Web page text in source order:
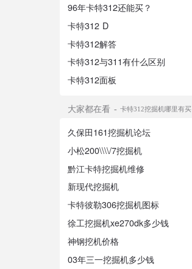
96年卡特312还能买？
卡特312 D
卡特312解答
卡特312与311有什么区别
卡特312面板
大家都在看 卡特312挖掘机哪里有买
久保田161挖掘机论坛
小松200\\\\/7挖掘机
黔江卡特挖掘机维修
新现代挖掘机
卡特彼勒306挖掘机图标
徐工挖掘机xe270dk多少钱
神钢挖机价格
03年三一挖掘机多少钱